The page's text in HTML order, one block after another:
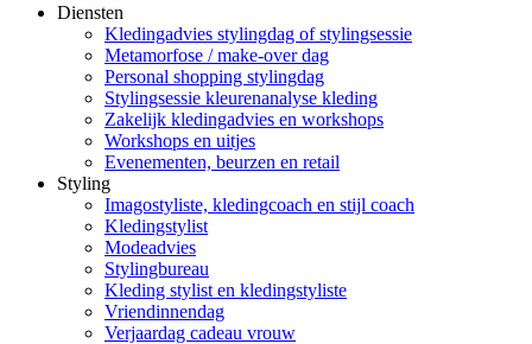
Diensten
Kledingadvies stylingdag of stylingsessie
Metamorfose / make-over dag
Personal shopping stylingdag
Stylingsessie kleurenanalyse kleding
Zakelijk kledingadvies en workshops
Workshops en uitjes
Evenementen, beurzen en retail
Styling
Imagostyliste, kledingcoach en stijl coach
Kledingstylist
Modeadvies
Stylingbureau
Kleding stylist en kledingstyliste
Vriendinnendag
Verjaardag cadeau vrouw